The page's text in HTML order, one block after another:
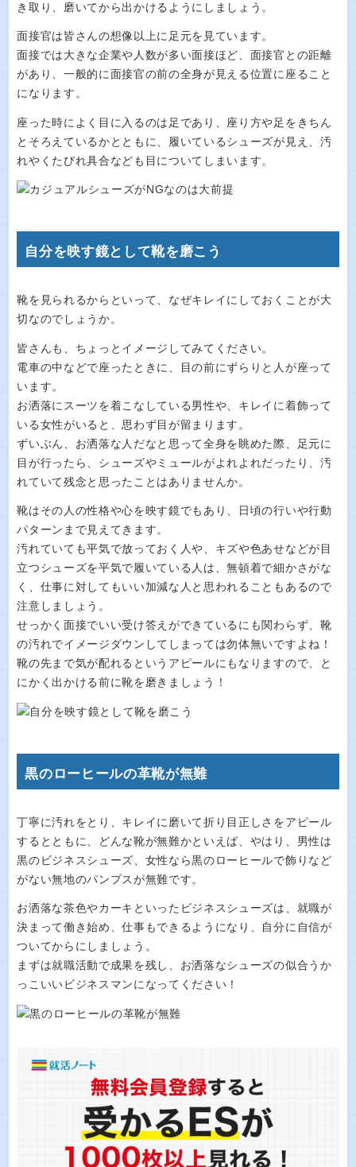
き取り、磨いてから出かけるようにしましょう。
面接官は皆さんの想像以上に足元を見ています。
面接では大きな企業や人数が多い面接ほど、面接官との距離
があり、一般的に面接官の前の全身が見える位置に座ること
になります。
座った時によく目に入るのは足であり、座り方や足をきちん
とそろえているかとともに、履いているシューズが見え、汚
れやくたびれ具合なども目についてしまいます。
自分を映す鏡として靴を磨こう
靴を見られるからといって、なぜキレイにしておくことが大
切なのでしょうか。
皆さんも、ちょっとイメージしてみてください。
電車の中などで座ったときに、目の前にずらりと人が座って
います。
お洒落にスーツを着こなしている男性や、キレイに着飾って
いる女性がいると、思わず目が留まります。
ずいぶん、お洒落な人だなと思って全身を眺めた際、足元に
目が行ったら、シューズやミュールがよれよれだったり、汚
れていて残念と思ったことはありませんか。
靴はその人の性格や心を映す鏡でもあり、日頃の行いや行動
パターンまで見えてきます。
汚れていても平気で放っておく人や、キズや色あせなどが目
立つシューズを平気で履いている人は、無頓着で細かさがな
く、仕事に対してもいい加減な人と思われることもあるので
注意しましょう。
せっかく面接でいい受け答えができているにも関わらず、靴
の汚れでイメージダウンしてしまっては勿体無いですよね！
靴の先まで気が配れるというアピールにもなりますので、と
にかく出かける前に靴を磨きましょう！
黒のローヒールの革靴が無難
丁寧に汚れをとり、キレイに磨いて折り目正しさをアピール
するとともに、どんな靴が無難かといえば、やはり、男性は
黒のビジネスシューズ、女性なら黒のローヒールで飾りなど
がない無地のパンプスが無難です。
お洒落な茶色やカーキといったビジネスシューズは、就職が
決まって働き始め、仕事もできるようになり、自分に自信が
ついてからにしましょう。
まずは就職活動で成果を残し、お洒落なシューズの似合うか
っこいいビジネスマンになってください！